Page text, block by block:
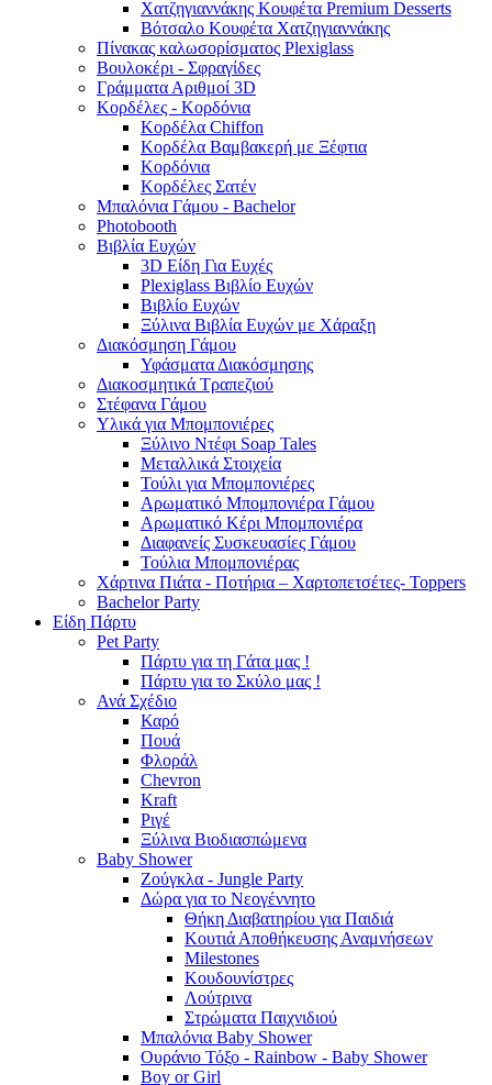
Χατζηγιαννάκης Κουφέτα Premium Desserts
Βότσαλο Κουφέτα Χατζηγιαννάκης
Πίνακας καλωσορίσματος Plexiglass
Βουλοκέρι - Σφραγίδες
Γράμματα Αριθμοί 3D
Κορδέλες - Κορδόνια
Κορδέλα Chiffon
Κορδέλα Βαμβακερή με Ξέφτια
Κορδόνια
Κορδέλες Σατέν
Μπαλόνια Γάμου - Bachelor
Photobooth
Βιβλία Ευχών
3D Είδη Για Ευχές
Plexiglass Βιβλίο Ευχών
Βιβλίο Ευχών
Ξύλινα Βιβλία Ευχών με Χάραξη
Διακόσμηση Γάμου
Υφάσματα Διακόσμησης
Διακοσμητικά Τραπεζιού
Στέφανα Γάμου
Υλικά για Μπομπονιέρες
Ξύλινο Ντέφι Soap Tales
Μεταλλικά Στοιχεία
Τούλι για Μπομπονιέρες
Αρωματικό Μπομπονιέρα Γάμου
Αρωματικό Κέρι Μπομπονιέρα
Διαφανείς Συσκευασίες Γάμου
Τούλια Μπομπονιέρας
Χάρτινα Πιάτα - Ποτήρια – Χαρτοπετσέτες- Toppers
Bachelor Party
Είδη Πάρτυ
Pet Party
Πάρτυ για τη Γάτα μας !
Πάρτυ για το Σκύλο μας !
Ανά Σχέδιο
Καρό
Πουά
Φλοράλ
Chevron
Kraft
Ριγέ
Ξύλινα Βιοδιασπώμενα
Baby Shower
Ζούγκλα - Jungle Party
Δώρα για το Νεογέννητο
Θήκη Διαβατηρίου για Παιδιά
Κουτιά Αποθήκευσης Αναμνήσεων
Milestones
Κουδουνίστρες
Λούτρινα
Στρώματα Παιχνιδιού
Μπαλόνια Baby Shower
Ουράνιο Τόξο - Rainbow - Baby Shower
Boy or Girl